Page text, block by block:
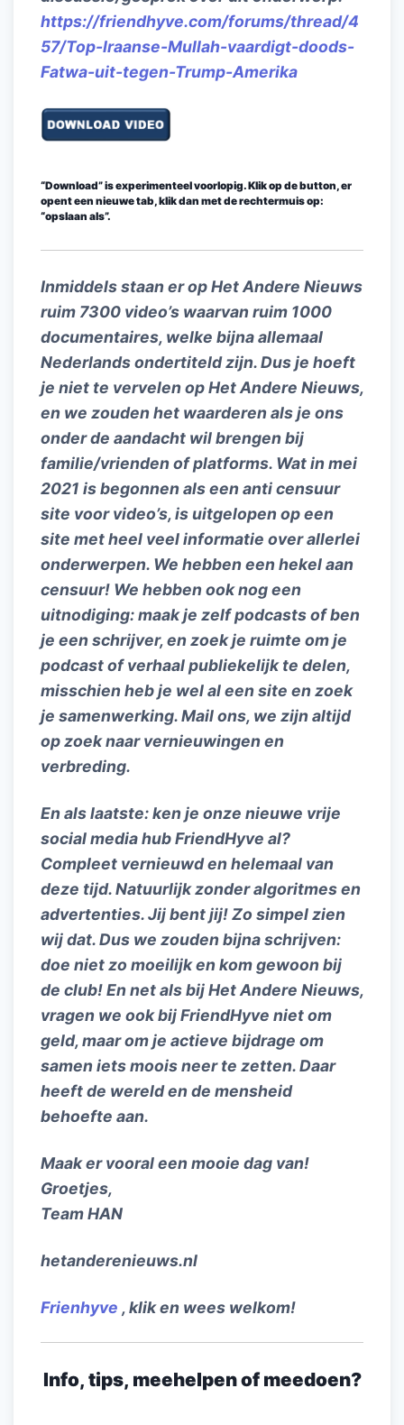
https://friendhyve.com/forums/thread/4
57/Top-Iraanse-Mullah-vaardigt-doods-
Fatwa-uit-tegen-Trump-Amerika
“Download” is experimenteel voorlopig. Klik op de button, er
opent een nieuwe tab, klik dan met de rechtermuis op:
“opslaan als”.
Inmiddels staan er op Het Andere Nieuws
ruim 7300 video’s waarvan ruim 1000
documentaires, welke bijna allemaal
Nederlands ondertiteld zijn. Dus je hoeft
je niet te vervelen op Het Andere Nieuws,
en we zouden het waarderen als je ons
onder de aandacht wil brengen bij
familie/vrienden of platforms. Wat in mei
2021 is begonnen als een anti censuur
site voor video’s, is uitgelopen op een
site met heel veel informatie over allerlei
onderwerpen. We hebben een hekel aan
censuur! We hebben ook nog een
uitnodiging: maak je zelf podcasts of ben
je een schrijver, en zoek je ruimte om je
podcast of verhaal publiekelijk te delen,
misschien heb je wel al een site en zoek
je samenwerking. Mail ons, we zijn altijd
op zoek naar vernieuwingen en
verbreding.
En als laatste: ken je onze nieuwe vrije
social media hub FriendHyve al?
Compleet vernieuwd en helemaal van
deze tijd. Natuurlijk zonder algoritmes en
advertenties. Jij bent jij! Zo simpel zien
wij dat. Dus we zouden bijna schrijven:
doe niet zo moeilijk en kom gewoon bij
de club! En net als bij Het Andere Nieuws,
vragen we ook bij FriendHyve niet om
geld, maar om je actieve bijdrage om
samen iets moois neer te zetten. Daar
heeft de wereld en de mensheid
behoefte aan.
Maak er vooral een mooie dag van!
Groetjes,
Team HAN
hetanderenieuws.nl
Frienhyve , klik en wees welkom!
Info, tips, meehelpen of meedoen?